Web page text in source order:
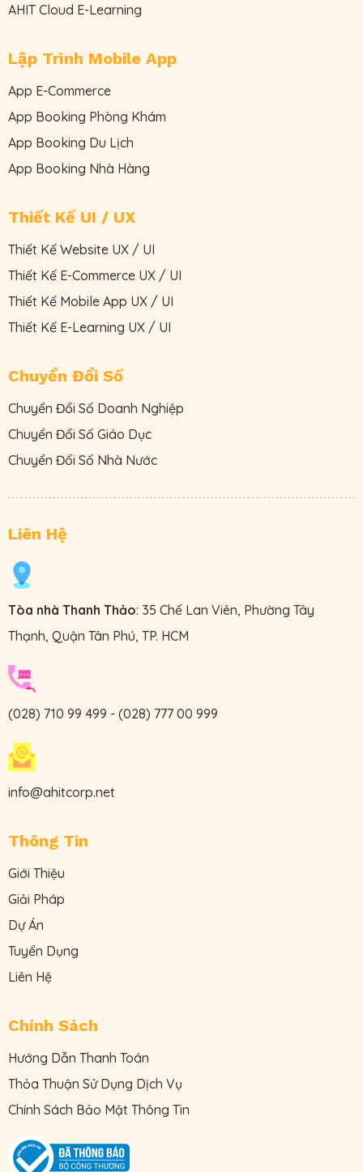
AHIT Cloud E-Learning
Lập Trình Mobile App
App E-Commerce
App Booking Phòng Khám
App Booking Du Lịch
App Booking Nhà Hàng
Thiết Kế UI / UX
Thiết Kế Website UX / UI
Thiết Kế E-Commerce UX / UI
Thiết Kế Mobile App UX / UI
Thiết Kế E-Learning UX / UI
Chuyển Đổi Số
Chuyển Đổi Số Doanh Nghiệp
Chuyển Đổi Số Giáo Dục
Chuyển Đổi Số Nhà Nước
Liên Hệ
Tòa nhà Thanh Thảo: 35 Chế Lan Viên, Phường Tây
Thạnh, Quận Tân Phú, TP. HCM
(028) 710 99 499 - (028) 777 00 999
info@ahitcorp.net
Thông Tin
Giới Thiệu
Giải Pháp
Dự Án
Tuyển Dụng
Liên Hệ
Chính Sách
Hướng Dẫn Thanh Toán
Thỏa Thuận Sử Dụng Dịch Vụ
Chính Sách Bảo Mật Thông Tin